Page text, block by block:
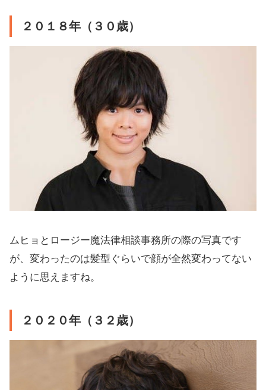
２０１８年（３０歳）
ムヒョとロージー魔法律相談事務所の際の写真です
が、変わったのは髪型ぐらいで顔が全然変わってない
ように思えますね。
２０２０年（３２歳）